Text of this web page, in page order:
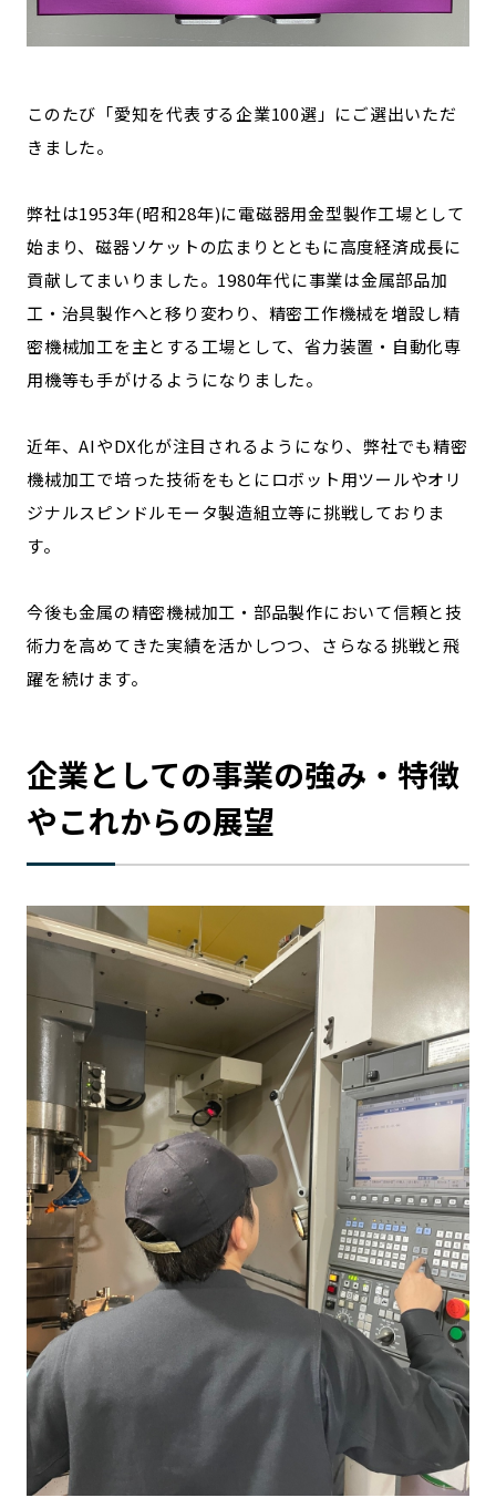
このたび「愛知を代表する企業100選」にご選出いただ
きました。
弊社は1953年(昭和28年)に電磁器用金型製作工場として
始まり、磁器ソケットの広まりとともに高度経済成長に
貢献してまいりました。1980年代に事業は金属部品加
工・治具製作へと移り変わり、精密工作機械を増設し精
密機械加工を主とする工場として、省力装置・自動化専
用機等も手がけるようになりました。
近年、AIやDX化が注目されるようになり、弊社でも精密
機械加工で培った技術をもとにロボット用ツールやオリ
ジナルスピンドルモータ製造組立等に挑戦しておりま
す。
今後も金属の精密機械加工・部品製作において信頼と技
術力を高めてきた実績を活かしつつ、さらなる挑戦と飛
躍を続けます。
企業としての事業の強み・特徴
やこれからの展望